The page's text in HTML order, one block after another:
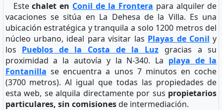
Estechalet en Conil de la Frontera para alquiler de
vacaciones se sitúa en La Dehesa de la Villa. Es una
ubicación estratégica y tranquila a solo 1200 metros del
núcleo urbano, ideal para visitar las Playas de Conil y
los Pueblos de la Costa de la Luzgracias a su
proximidad a la autovía y la N-340. La playa de la
Fontanilla se encuentra a unos 7 minutos en coche
(3700 metros). Al igual que todas las propiedades de
esta web, se alquila directamente por sus propietarios
particulares, sin comisionesde intermediación.